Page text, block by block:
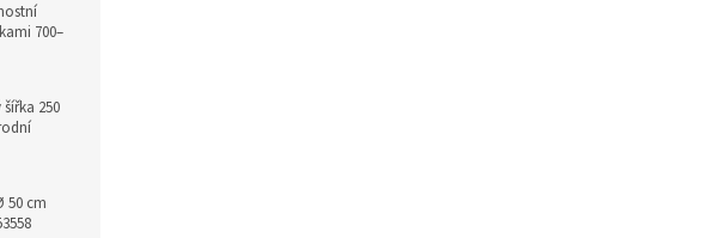
700–
250
50 cm